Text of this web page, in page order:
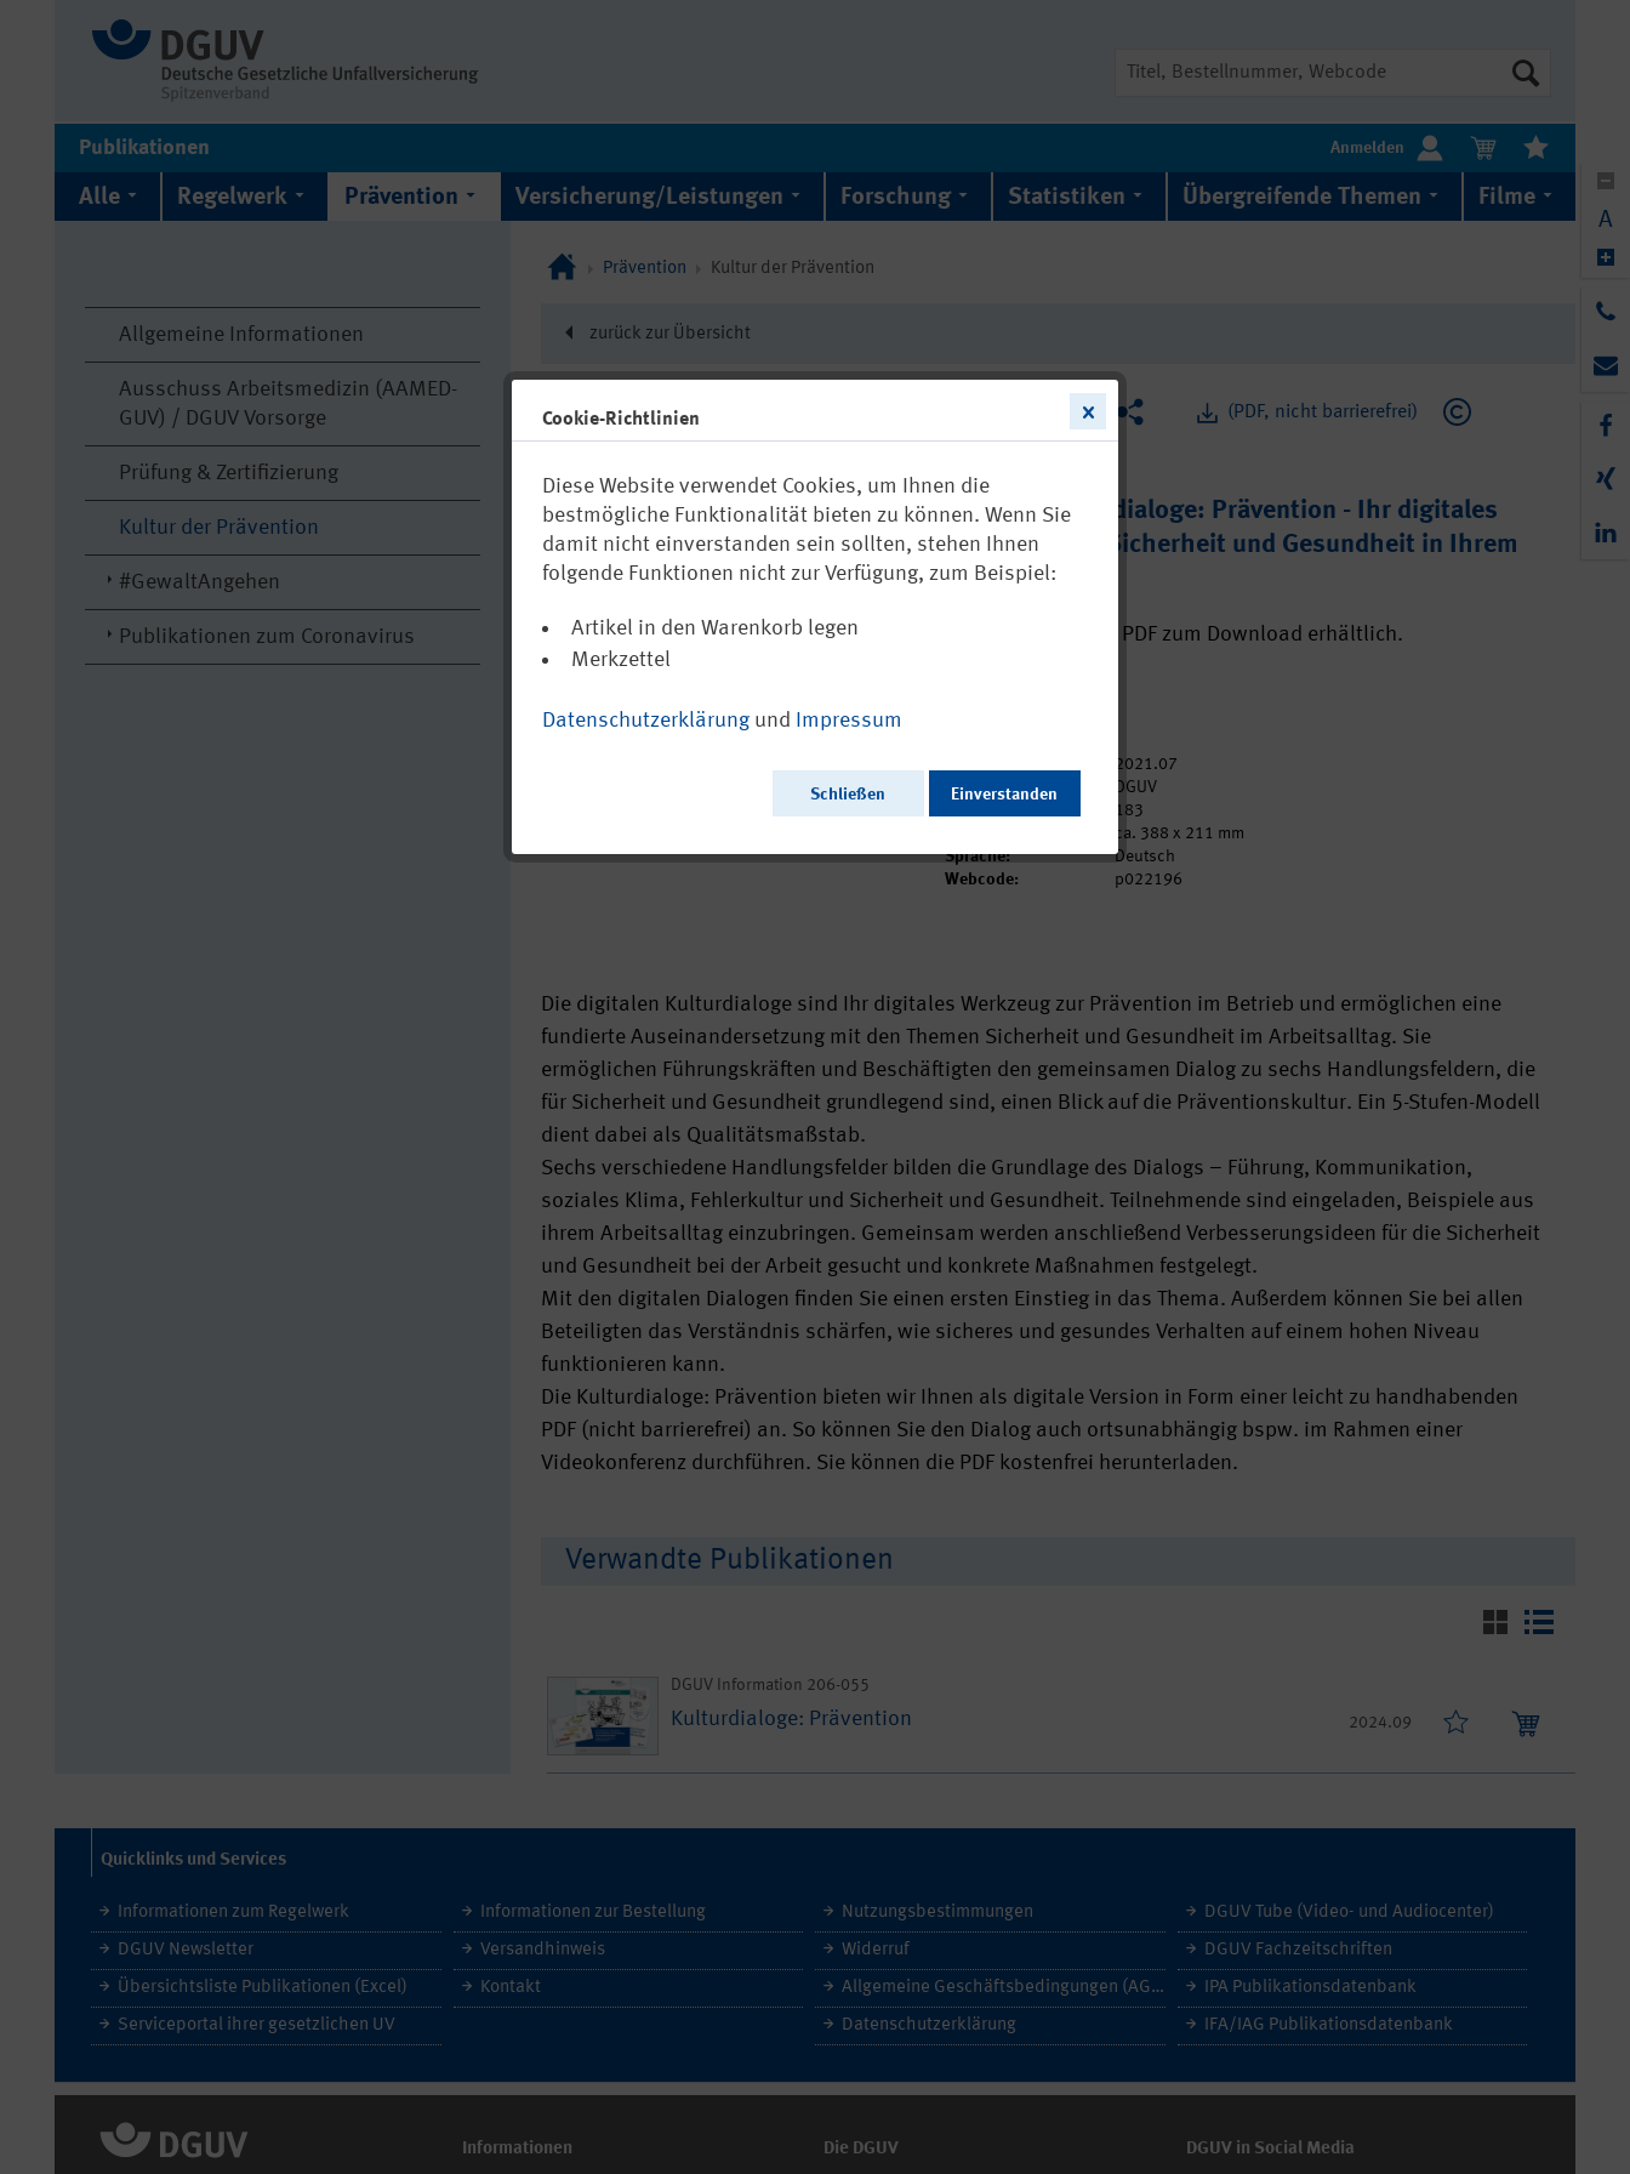
Publikationen Anmelden
Alle Regelwerk Prävention Versicherung/Leistungen Forschung Statistiken Übergreifende Themen Filme
Allgemeine Informationen
Ausschuss Arbeitsmedizin (AAMED-
GUV) / DGUV Vorsorge
Prüfung & Zertifizierung
Kultur der Prävention
#GewaltAngehen
Publikationen zum Coronavirus
Prävention Kultur der Prävention
zurück zur Übersicht
(PDF, nicht barrierefrei)
22196
Digitale Kulturdialoge: Prävention - Ihr digitales
Werkzeug für Sicherheit und Gesundheit in Ihrem
Betrieb
Ausschließlich als PDF zum Download erhältlich.
2021.07
Herausgeber:
DGUV
183
ca. 388 x 211 mm
Sprache:
Deutsch
Webcode:
p022196
Die digitalen Kulturdialoge sind Ihr digitales Werkzeug zur Prävention im Betrieb und ermöglichen eine
fundierte Auseinandersetzung mit den Themen Sicherheit und Gesundheit im Arbeitsalltag. Sie
ermöglichen Führungskräften und Beschäftigten den gemeinsamen Dialog zu sechs Handlungsfeldern, die
für Sicherheit und Gesundheit grundlegend sind, einen Blick auf die Präventionskultur. Ein 5-Stufen-Modell
dient dabei als Qualitätsmaßstab.
Sechs verschiedene Handlungsfelder bilden die Grundlage des Dialogs – Führung, Kommunikation,
soziales Klima, Fehlerkultur und Sicherheit und Gesundheit. Teilnehmende sind eingeladen, Beispiele aus
ihrem Arbeitsalltag einzubringen. Gemeinsam werden anschließend Verbesserungsideen für die Sicherheit
und Gesundheit bei der Arbeit gesucht und konkrete Maßnahmen festgelegt.
Mit den digitalen Dialogen finden Sie einen ersten Einstieg in das Thema. Außerdem können Sie bei allen
Beteiligten das Verständnis schärfen, wie sicheres und gesundes Verhalten auf einem hohen Niveau
funktionieren kann.
Die Kulturdialoge: Prävention bieten wir Ihnen als digitale Version in Form einer leicht zu handhabenden
PDF (nicht barrierefrei) an. So können Sie den Dialog auch ortsunabhängig bspw. im Rahmen einer
Videokonferenz durchführen. Sie können die PDF kostenfrei herunterladen.
Verwandte Publikationen
DGUV Information 206-055
Kulturdialoge: Prävention 2024.09
Quicklinks und Services
Informationen zum Regelwerk
DGUV Newsletter
Übersichtsliste Publikationen (Excel)
Serviceportal ihrer gesetzlichen UV
Informationen zur Bestellung
Versandhinweis
Kontakt
Nutzungsbestimmungen
Widerruf
Allgemeine Geschäftsbedingungen (AGB)
Datenschutzerklärung
DGUV Tube (Video- und Audiocenter)
DGUV Fachzeitschriften
IPA Publikationsdatenbank
IFA/IAG Publikationsdatenbank
Informationen Die DGUV DGUV in Social Media
A
Cookie-Richtlinien
Diese Website verwendet Cookies, um Ihnen die
bestmögliche Funktionalität bieten zu können. Wenn Sie
damit nicht einverstanden sein sollten, stehen Ihnen
folgende Funktionen nicht zur Verfügung, zum Beispiel:
Artikel in den Warenkorb legen
Merkzettel
Datenschutzerklärung und Impressum
Schließen Einverstanden